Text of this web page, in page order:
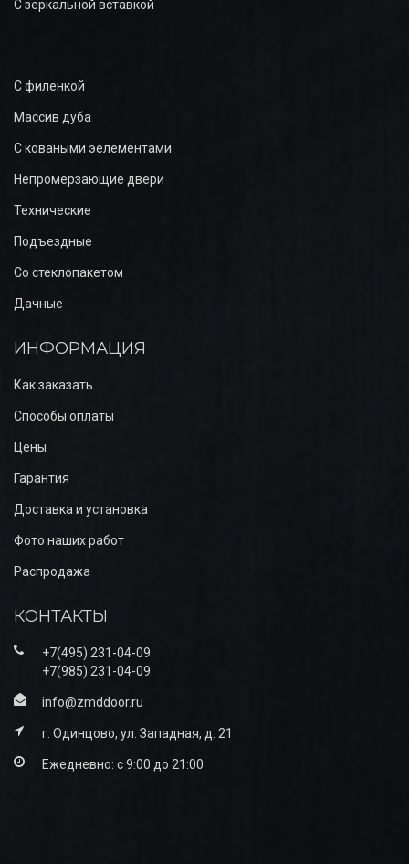
С зеркальной вставкой
С филенкой
Массив дуба
С коваными эелементами
Непромерзающие двери
Технические
Подъездные
Со стеклопакетом
Дачные
ИНФОРМАЦИЯ
Как заказать
Способы оплаты
Цены
Гарантия
Доставка и установка
Фото наших работ
Распродажа
КОНТАКТЫ
+7(495) 231-04-09
+7(985) 231-04-09
info@zmddoor.ru
г. Одинцово, ул. Западная, д. 21
Ежедневно: с 9:00 до 21:00